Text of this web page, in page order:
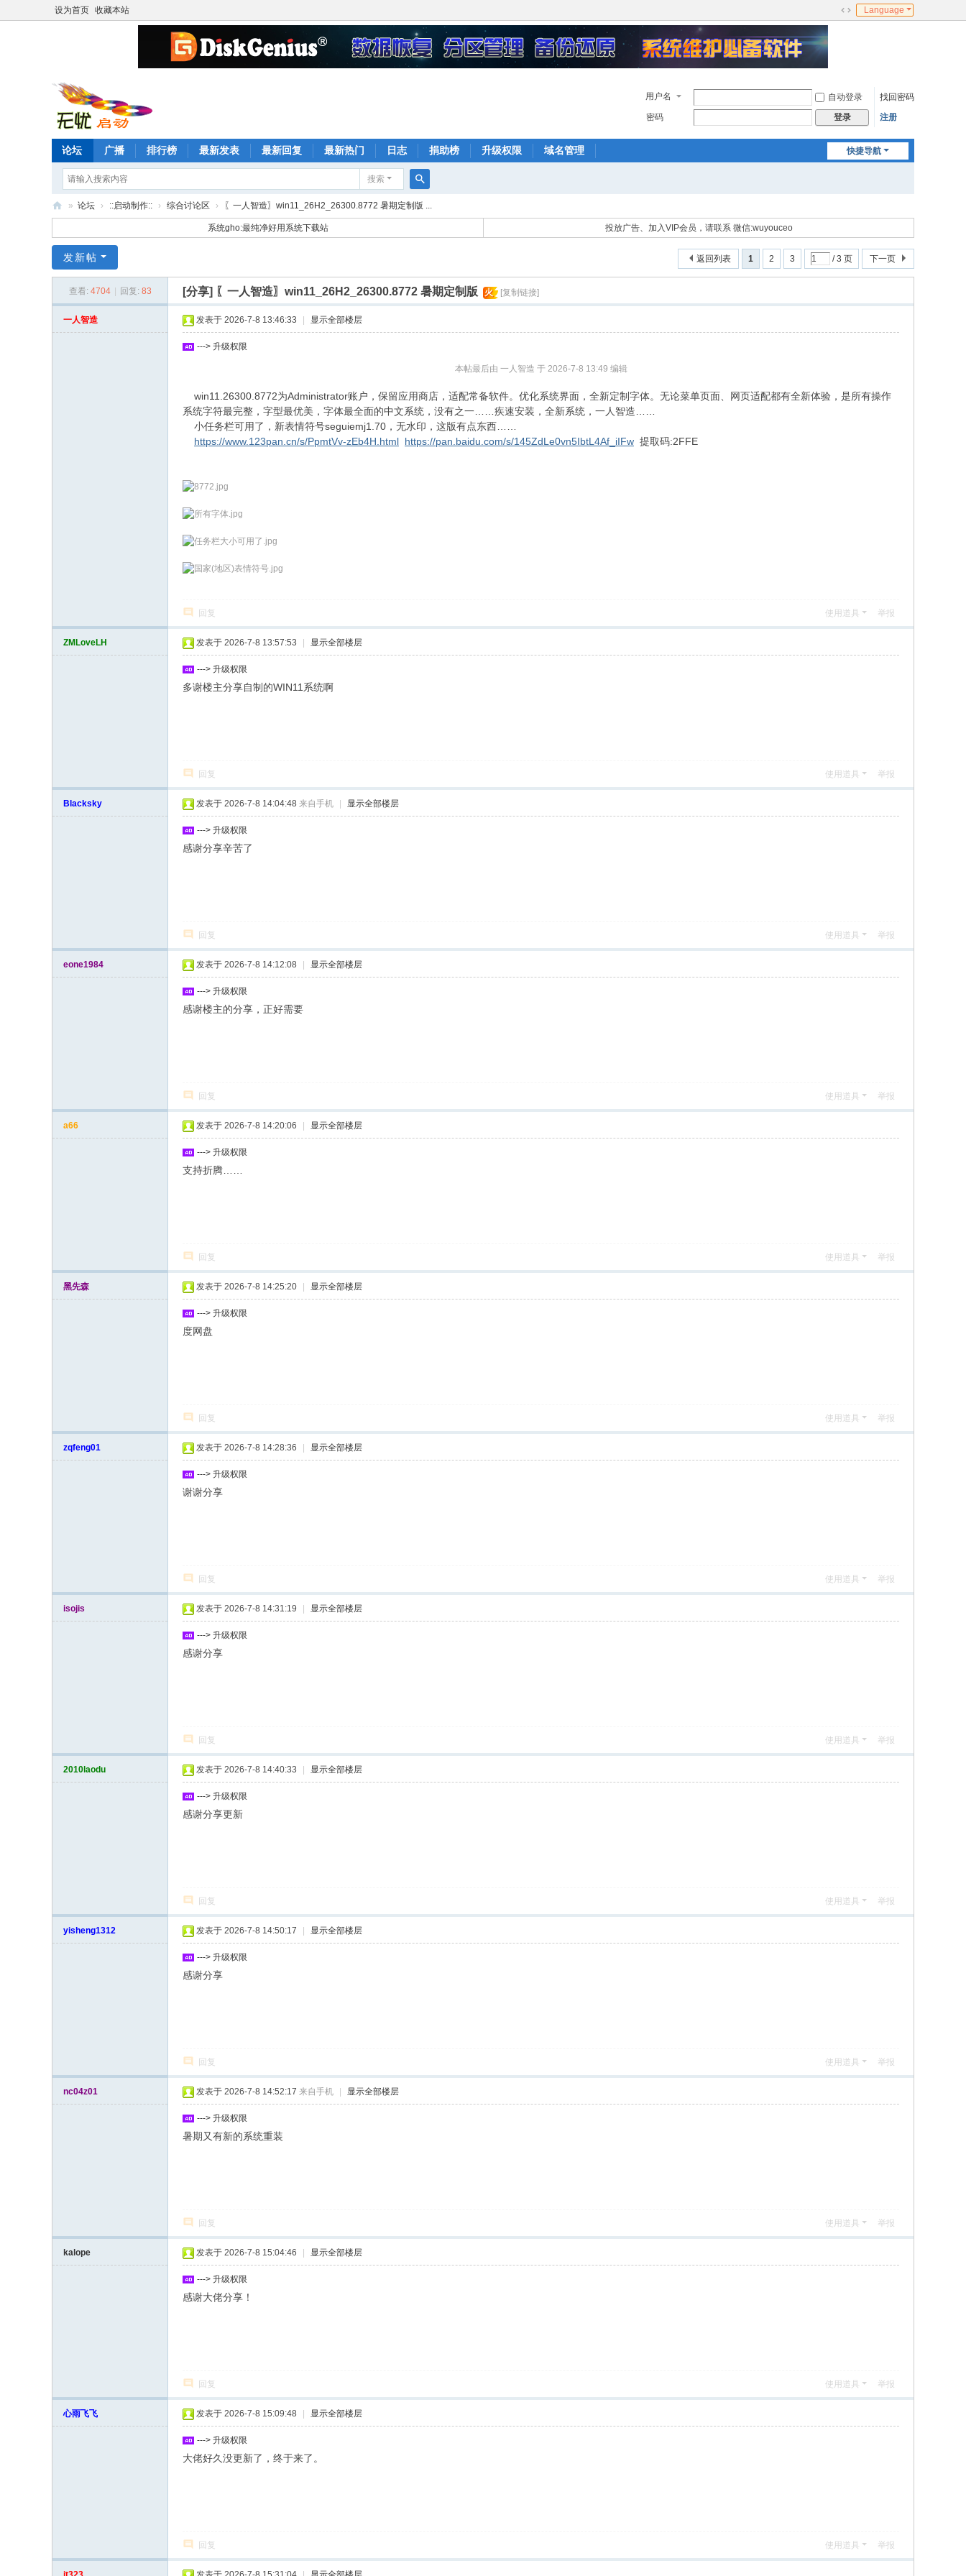
设为首页 收藏本站
切
Language
用户名 自动登录
找回密码
密码
登录 注册
快捷导航
论坛 广播 排行榜 最新发表 最新回复 最新热门 日志 捐助榜 升级权限 域名管理
搜索
搜
索
忧
启
论
坛
» 论坛 › ::启动制作:: › 综合讨论区 › 〖一人智造〗win11_26H2_26300.8772 暑期定制版 ...
系统gho:最纯净好用系统下载站 投放广告、加入VIP会员，请联系 微信:wuyouceo
1 2 3 / 3 页 下一页
返回列表
发新帖
查看: 4704 回复: 83 [分享] 〖一人智造〗win11_26H2_26300.8772 暑期定制版 火 [复制链接]
一人智造 发表于 2026-7-8 13:46:33 显示全部楼层
---> 升级权限
本帖最后由 一人智造 于 2026-7-8 13:49 编辑
win11.26300.8772为Administrator账户，保留应用商店，适配常备软件。优化系统界面，全新定制字体。无论菜单页面、网页适配都有全新体验，是所有操作
系统字符最完整，字型最优美，字体最全面的中文系统，没有之一……疾速安装，全新系统，一人智造……
小任务栏可用了，新表情符号seguiemj1.70，无水印，这版有点东西……
https://www.123pan.cn/s/PpmtVv-zEb4H.html https://pan.baidu.com/s/145ZdLe0vn5IbtL4Af_iIFw 提取码:2FFE
回复 使用道具 举报
ZMLoveLH 发表于 2026-7-8 13:57:53 显示全部楼层
---> 升级权限
多谢楼主分享自制的WIN11系统啊
回复 使用道具 举报
Blacksky 发表于 2026-7-8 14:04:48 来自手机 显示全部楼层
---> 升级权限
感谢分享辛苦了
回复 使用道具 举报
eone1984 发表于 2026-7-8 14:12:08 显示全部楼层
---> 升级权限
感谢楼主的分享，正好需要
回复 使用道具 举报
a66 发表于 2026-7-8 14:20:06 显示全部楼层
---> 升级权限
支持折腾……
回复 使用道具 举报
黑先森 发表于 2026-7-8 14:25:20 显示全部楼层
---> 升级权限
度网盘
回复 使用道具 举报
zqfeng01 发表于 2026-7-8 14:28:36 显示全部楼层
---> 升级权限
谢谢分享
回复 使用道具 举报
isojis 发表于 2026-7-8 14:31:19 显示全部楼层
---> 升级权限
感谢分享
回复 使用道具 举报
2010laodu 发表于 2026-7-8 14:40:33 显示全部楼层
---> 升级权限
感谢分享更新
回复 使用道具 举报
yisheng1312 发表于 2026-7-8 14:50:17 显示全部楼层
---> 升级权限
感谢分享
回复 使用道具 举报
nc04z01 发表于 2026-7-8 14:52:17 来自手机 显示全部楼层
---> 升级权限
暑期又有新的系统重装
回复 使用道具 举报
kalope 发表于 2026-7-8 15:04:46 显示全部楼层
---> 升级权限
感谢大佬分享！
回复 使用道具 举报
心雨飞飞 发表于 2026-7-8 15:09:48 显示全部楼层
---> 升级权限
大佬好久没更新了，终于来了。
回复 使用道具 举报